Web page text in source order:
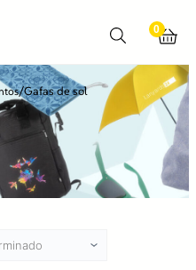
0
/Gafas de sol